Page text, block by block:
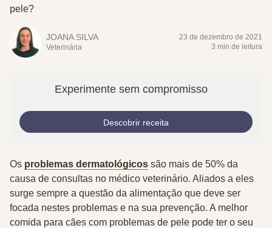
pele?
JOANA SILVA
Veterinária
23 de dezembro de 2021
3 min de leitura
Experimente sem compromisso
Descobrir receita
Os problemas dermatológicos são mais de 50% da
causa de consultas no médico veterinário. Aliados a eles
surge sempre a questão da alimentação que deve ser
focada nestes problemas e na sua prevenção. A melhor
comida para cães com problemas de pele pode ter o seu